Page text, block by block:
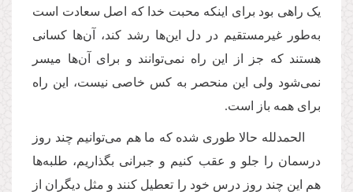
یک راهی بود برای اینکه محبت خدا که اصل سعادت است
به‌طور غیرمستقیم در دل این‌ها رشد کند، آن‌ها کسانی
هستند که جز از این راه نمی‌توانند و برای آن‌ها میسر
نمی‌شود ولی این منحصر به کس خاصی نیست، این راه
برای همه باز است.
الحمدلله حالا طوری شده که ما هم می‌توانیم چند روز
درسمان را جلو و عقب کنیم و جبرانی بگذاریم، طلبه‌ها
هم این چند روز درس خود را تعطیل کنند و مثل دیگران از